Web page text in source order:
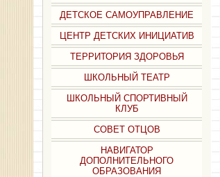
ДЕТСКОЕ САМОУПРАВЛЕНИЕ
ЦЕНТР ДЕТСКИХ ИНИЦИАТИВ
ТЕРРИТОРИЯ ЗДОРОВЬЯ
ШКОЛЬНЫЙ ТЕАТР
ШКОЛЬНЫЙ СПОРТИВНЫЙ
КЛУБ
СОВЕТ ОТЦОВ
НАВИГАТОР
ДОПОЛНИТЕЛЬНОГО
ОБРАЗОВАНИЯ